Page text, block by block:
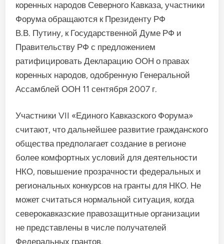
коренных народов Северного Кавказа, участники
Форума обращаются к Президенту РФ
В.В. Путину, к Государственной Думе РФ и
Правительству РФ с предложением
ратифицировать Декларацию ООН о правах
коренных народов, одобренную Генеральной
Ассамблей ООН 11 сентября 2007 г.
Участники VII «Единого Кавказского Форума»
считают, что дальнейшее развитие гражданского
общества предполагает создание в регионе
более комфортных условий для деятельности
НКО, повышение прозрачности федеральных и
региональных конкурсов на гранты для НКО. Не
может считаться нормальной ситуация, когда
северокавказские правозащитные организации
не представлены в числе получателей
Федеральных грантов.